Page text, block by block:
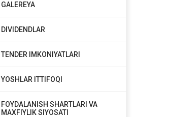
GALEREYA
DIVIDENDLAR
TENDER IMKONIYATLARI
YOSHLAR ITTIFOQI
FOYDALANISH SHARTLARI VA
MAXFIYLIK SIYOSATI